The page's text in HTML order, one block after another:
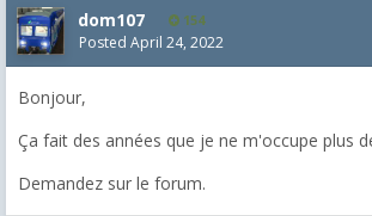
dom107 154
Posted April 24, 2022
Bonjour,
Ça fait des années que je ne m'occupe plus
Demandez sur le forum.